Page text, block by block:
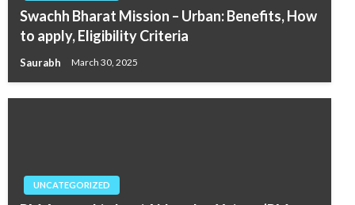
Swachh Bharat Mission – Urban: Benefits, How
to apply, Eligibility Criteria
Saurabh March 30, 2025
UNCATEGORIZED